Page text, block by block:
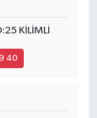
KİLİMLİ
40